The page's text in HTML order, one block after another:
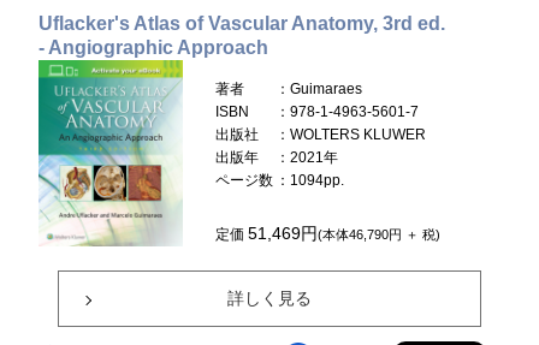
Uflacker's Atlas of Vascular Anatomy, 3rd ed.
- Angiographic Approach
著者
：Guimaraes
ISBN
：978-1-4963-5601-7
出版社
：WOLTERS KLUWER
出版年
：2021年
ページ数 ：1094pp.
定価51,469円(本体46,790円 ＋ 税)
詳しく見る